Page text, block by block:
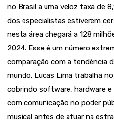
no Brasil a uma veloz taxa de
dos especialistas estiverem
nesta área chegará a 128
2024. Esse é um número
comparação com a tendência
mundo. Lucas Lima trabalha
cobrindo software, hardware e
com comunicação no poder
musical antes de atuar na